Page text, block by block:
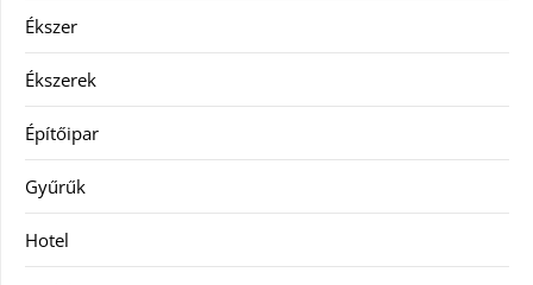
Ékszer
Ékszerek
Építőipar
Gyűrűk
Hotel